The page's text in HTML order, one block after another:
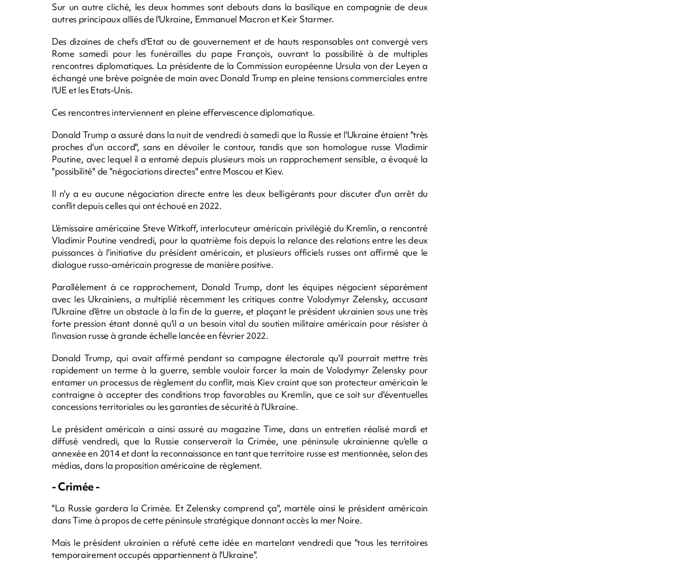
Sur un autre cliché, les deux hommes sont debouts dans la basilique en compagnie de deux
autres principaux alliés de l'Ukraine, Emmanuel Macron et Keir Starmer.
Des dizaines de chefs d'Etat ou de gouvernement et de hauts responsables ont convergé vers
Rome samedi pour les funérailles du pape François, ouvrant la possibilité à de multiples
rencontres diplomatiques. La présidente de la Commission européenne Ursula von der Leyen a
échangé une brève poignée de main avec Donald Trump en pleine tensions commerciales entre
l'UE et les Etats-Unis.
Ces rencontres interviennent en pleine effervescence diplomatique.
Donald Trump a assuré dans la nuit de vendredi à samedi que la Russie et l'Ukraine étaient "très
proches d'un accord", sans en dévoiler le contour, tandis que son homologue russe Vladimir
Poutine, avec lequel il a entamé depuis plusieurs mois un rapprochement sensible, a évoqué la
"possibilité" de "négociations directes" entre Moscou et Kiev.
Il n'y a eu aucune négociation directe entre les deux belligérants pour discuter d'un arrêt du
conflit depuis celles qui ont échoué en 2022.
L'émissaire américaine Steve Witkoff, interlocuteur américain privilégié du Kremlin, a rencontré
Vladimir Poutine vendredi, pour la quatrième fois depuis la relance des relations entre les deux
puissances à l'initiative du président américain, et plusieurs officiels russes ont affirmé que le
dialogue russo-américain progresse de manière positive.
Parallèlement à ce rapprochement, Donald Trump, dont les équipes négocient séparément
avec les Ukrainiens, a multiplié récemment les critiques contre Volodymyr Zelensky, accusant
l'Ukraine d'être un obstacle à la fin de la guerre, et plaçant le président ukrainien sous une très
forte pression étant donné qu'il a un besoin vital du soutien militaire américain pour résister à
l'invasion russe à grande échelle lancée en février 2022.
Donald Trump, qui avait affirmé pendant sa campagne électorale qu'il pourrait mettre très
rapidement un terme à la guerre, semble vouloir forcer la main de Volodymyr Zelensky pour
entamer un processus de règlement du conflit, mais Kiev craint que son protecteur américain le
contraigne à accepter des conditions trop favorables au Kremlin, que ce soit sur d'éventuelles
concessions territoriales ou les garanties de sécurité à l'Ukraine.
Le président américain a ainsi assuré au magazine Time, dans un entretien réalisé mardi et
diffusé vendredi, que la Russie conserverait la Crimée, une péninsule ukrainienne qu'elle a
annexée en 2014 et dont la reconnaissance en tant que territoire russe est mentionnée, selon des
médias, dans la proposition américaine de règlement.
- Crimée -
"La Russie gardera la Crimée. Et Zelensky comprend ça", martèle ainsi le président américain
dans Time à propos de cette péninsule stratégique donnant accès la mer Noire.
Mais le président ukrainien a réfuté cette idée en martelant vendredi que "tous les territoires
temporairement occupés appartiennent à l'Ukraine".